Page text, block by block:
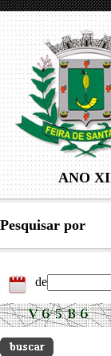
ANO
Pesquisar por
de